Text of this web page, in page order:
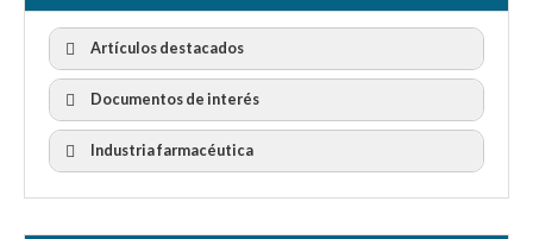
Artículos destacados
Documentos de interés
Industria farmacéutica